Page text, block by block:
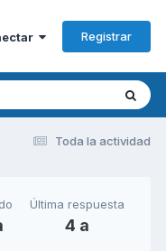
Registrar
Toda la actividad
Última respuesta
4 a